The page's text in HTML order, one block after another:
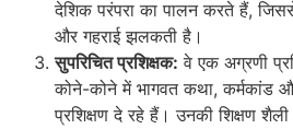
देशिक परंपरा का पालन करते हैं,
और गहराई झलकती है।
सुपरिचित प्रशिक्षक: वे एक अग्रणी
कोने-कोने में भागवत कथा, कर्मकांड
प्रशिक्षण दे रहे हैं। उनकी शिक्षण शैली